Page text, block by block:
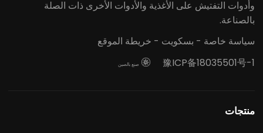
وأدوات التفتيش على الأغذية والأدوات الأخرى ذات الصلة
بالصناعة.
سياسة خاصة - بسكويت - خريطة الموقع
豫ICP备18035501号-1
 صنع بالصين
منتجات